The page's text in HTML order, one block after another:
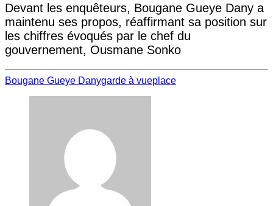
Devant les enquêteurs, Bougane Gueye Dany a
maintenu ses propos, réaffirmant sa position sur
les chiffres évoqués par le chef du
gouvernement, Ousmane Sonko
Bougane Gueye Danygarde à vueplace